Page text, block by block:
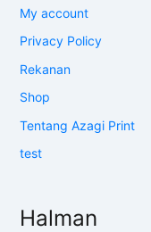
My account
Privacy Policy
Rekanan
Shop
Tentang Azagi Print
test
Halman